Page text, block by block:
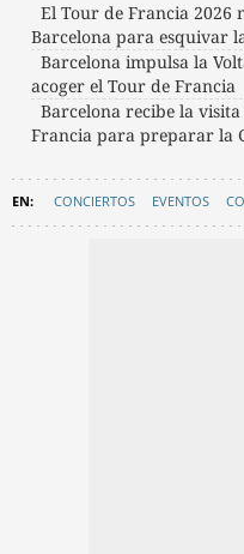
El Tour de Francia 2026
Barcelona para esquivar
Barcelona impulsa la
acoger el Tour de Francia
Barcelona recibe la
Francia para preparar la
CONCIERTOS EVENTOS